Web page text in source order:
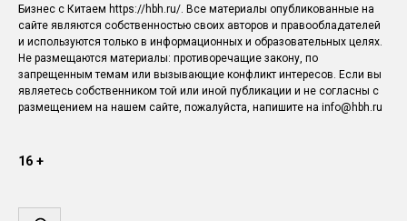
Бизнес с Китаем https://hbh.ru/. Все материалы опубликованные на
сайте являются собственностью своих авторов и правообладателей
и используются только в информационных и образовательных целях.
Не размещаются материалы: противоречащие закону, по
запрещенным темам или вызывающие конфликт интересов. Если вы
являетесь собственником той или иной публикации и не согласны с
размещением на нашем сайте, пожалуйста, напишите на info@hbh.ru
16 +
Поиск